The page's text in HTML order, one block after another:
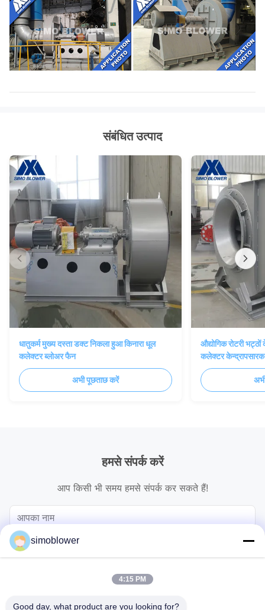
संबंधित उत्पाद
धातुकर्म मुख्य दस्ता डक्ट निकला हुआ किनारा धूल
कलेक्टर ब्लोअर फैन
अभी पूछताछ करें
औद्योगिक रोटरी
कलेक्टर
हमसे संपर्क करें
आप किसी भी समय हमसे संपर्क कर सकते हैं!
simoblower
4:15 PM
Good day, what product are you looking for?